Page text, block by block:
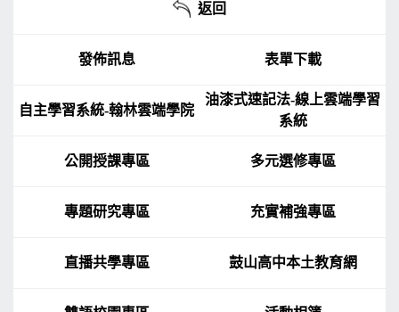
返回
發佈訊息 表單下載
自主學習系統-翰林雲端學院
油漆式速記法-線上雲端學習
系統
公開授課專區 多元選修專區
專題研究專區 充實補強專區
直播共學專區 鼓山高中本土教育網